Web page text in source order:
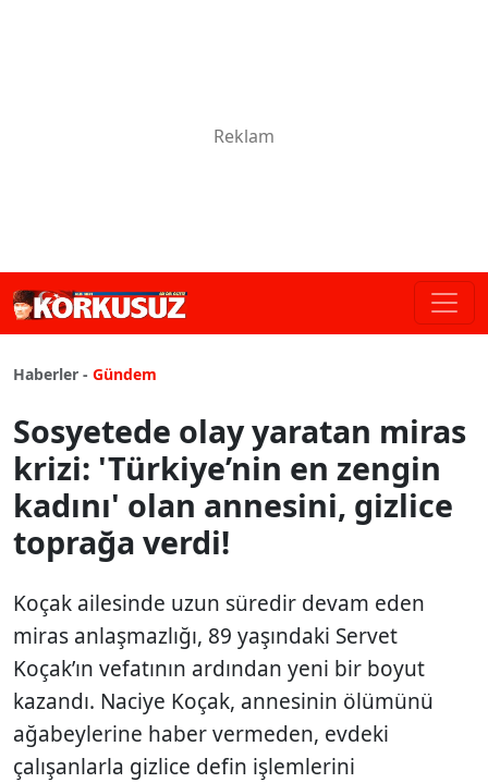
Haberler - Gündem
Sosyetede olay yaratan miras
krizi: 'Türkiye’nin en zengin
kadını' olan annesini, gizlice
toprağa verdi!
Koçak ailesinde uzun süredir devam eden
miras anlaşmazlığı, 89 yaşındaki Servet
Koçak’ın vefatının ardından yeni bir boyut
kazandı. Naciye Koçak, annesinin ölümünü
ağabeylerine haber vermeden, evdeki
çalışanlarla gizlice defin işlemlerini